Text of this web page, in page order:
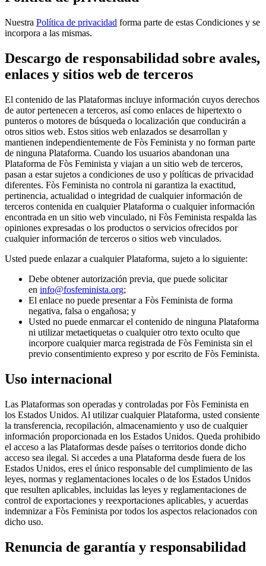
Nuestra Política de privacidad forma parte de estas Condiciones y se
incorpora a las mismas.
Descargo de responsabilidad sobre avales,
enlaces y sitios web de terceros
El contenido de las Plataformas incluye información cuyos derechos
de autor pertenecen a terceros, así como enlaces de hipertexto o
punteros o motores de búsqueda o localización que conducirán a
otros sitios web. Estos sitios web enlazados se desarrollan y
mantienen independientemente de Fòs Feminista y no forman parte
de ninguna Plataforma. Cuando los usuarios abandonan una
Plataforma de Fòs Feminista y viajan a un sitio web de terceros,
pasan a estar sujetos a condiciones de uso y políticas de privacidad
diferentes. Fòs Feminista no controla ni garantiza la exactitud,
pertinencia, actualidad o integridad de cualquier información de
terceros contenida en cualquier Plataforma o cualquier información
encontrada en un sitio web vinculado, ni Fòs Feminista respalda las
opiniones expresadas o los productos o servicios ofrecidos por
cualquier información de terceros o sitios web vinculados.
Usted puede enlazar a cualquier Plataforma, sujeto a lo siguiente:
Debe obtener autorización previa, que puede solicitar
en info@fosfeminista.org;
El enlace no puede presentar a Fòs Feminista de forma
negativa, falsa o engañosa; y
Usted no puede enmarcar el contenido de ninguna Plataforma
ni utilizar metaetiquetas o cualquier otro texto oculto que
incorpore cualquier marca registrada de Fòs Feminista sin el
previo consentimiento expreso y por escrito de Fòs Feminista.
Uso internacional
Las Plataformas son operadas y controladas por Fòs Feminista en
los Estados Unidos. Al utilizar cualquier Plataforma, usted consiente
la transferencia, recopilación, almacenamiento y uso de cualquier
información proporcionada en los Estados Unidos. Queda prohibido
el acceso a las Plataformas desde países o territorios donde dicho
acceso sea ilegal. Si accedes a una Plataforma desde fuera de los
Estados Unidos, eres el único responsable del cumplimiento de las
leyes, normas y reglamentaciones locales o de los Estados Unidos
que resulten aplicables, incluidas las leyes y reglamentaciones de
control de exportaciones y reexportaciones aplicables, y acuerdas
indemnizar a Fòs Feminista por todos los aspectos relacionados con
dicho uso.
Renuncia de garantía y responsabilidad